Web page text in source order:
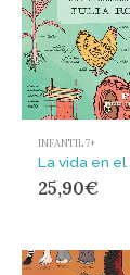
INFANTIL 7+
25,90€